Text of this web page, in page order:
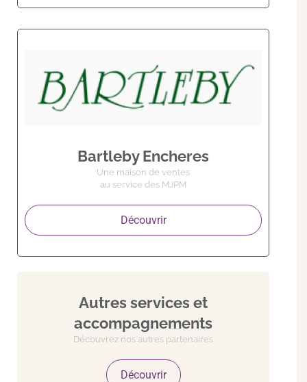
Bartleby Encheres
Une maison de ventes
au service des MJPM
Découvrir
Autres services et
accompagnements
Découvrez nos autres partenaires
Découvrir